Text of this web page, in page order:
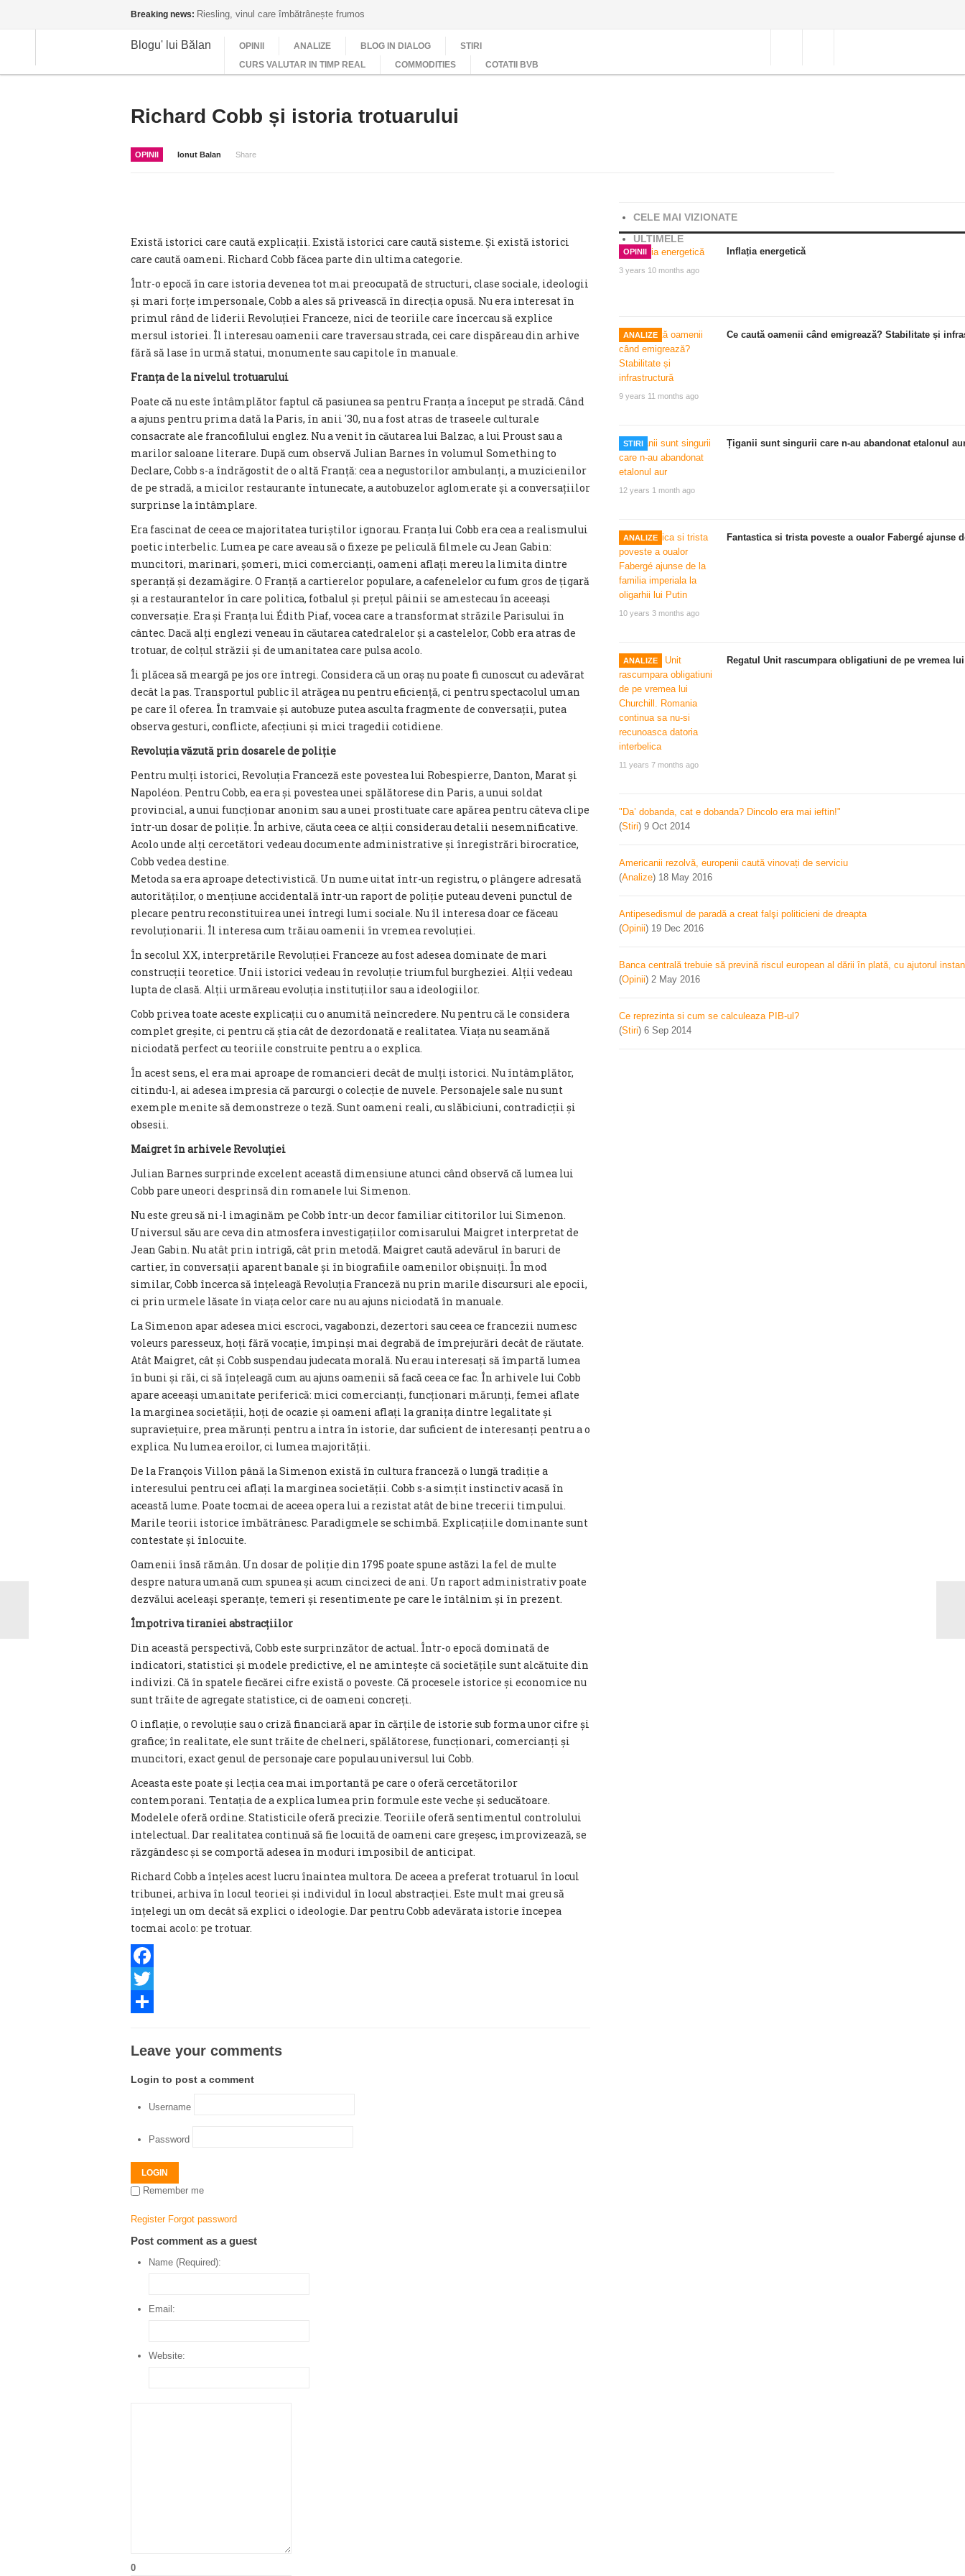
Breaking news: Riesling, vinul care îmbătrânește frumos
Blogu' lui Bălan OPINII ANALIZE BLOG IN DIALOG
STIRI
CURS VALUTAR IN TIMP REAL
COMMODITIES COTATII BVB
Richard Cobb și istoria trotuarului
OPINII Ionut Balan Share
Există istorici care caută explicații. Există istorici care caută sisteme. Și există istorici
care caută oameni. Richard Cobb făcea parte din ultima categorie.
Într-o epocă în care istoria devenea tot mai preocupată de structuri, clase sociale, ideologii
și mari forțe impersonale, Cobb a ales să privească în direcția opusă. Nu era interesat în
primul rând de liderii Revoluției Franceze, nici de teoriile care încercau să explice
mersul istoriei. Îl interesau oamenii care traversau strada, cei care dispăreau din arhive
fără să lase în urmă statui, monumente sau capitole în manuale.
Franța de la nivelul trotuarului
Poate că nu este întâmplător faptul că pasiunea sa pentru Franța a început pe stradă. Când
a ajuns pentru prima dată la Paris, în anii '30, nu a fost atras de traseele culturale
consacrate ale francofilului englez. Nu a venit în căutarea lui Balzac, a lui Proust sau a
marilor saloane literare. După cum observă Julian Barnes în volumul Something to
Declare, Cobb s-a îndrăgostit de o altă Franță: cea a negustorilor ambulanți, a muzicienilor
de pe stradă, a micilor restaurante întunecate, a autobuzelor aglomerate și a conversațiilor
surprinse la întâmplare.
Era fascinat de ceea ce majoritatea turiștilor ignorau. Franța lui Cobb era cea a realismului
poetic interbelic. Lumea pe care aveau să o fixeze pe peliculă filmele cu Jean Gabin:
muncitori, marinari, șomeri, mici comercianți, oameni aflați mereu la limita dintre
speranță și dezamăgire. O Franță a cartierelor populare, a cafenelelor cu fum gros de țigară
și a restaurantelor în care politica, fotbalul și prețul pâinii se amestecau în aceeași
conversație. Era și Franța lui Édith Piaf, vocea care a transformat străzile Parisului în
cântec. Dacă alți englezi veneau în căutarea catedralelor și a castelelor, Cobb era atras de
trotuar, de colțul străzii și de umanitatea care pulsa acolo.
Îi plăcea să meargă pe jos ore întregi. Considera că un oraș nu poate fi cunoscut cu adevărat
decât la pas. Transportul public îl atrăgea nu pentru eficiență, ci pentru spectacolul uman
pe care îl oferea. În tramvaie și autobuze putea asculta fragmente de conversații, putea
observa gesturi, conflicte, afecțiuni și mici tragedii cotidiene.
Revoluția văzută prin dosarele de poliție
Pentru mulți istorici, Revoluția Franceză este povestea lui Robespierre, Danton, Marat și
Napoléon. Pentru Cobb, ea era și povestea unei spălătorese din Paris, a unui soldat
provincial, a unui funcționar anonim sau a unei prostituate care apărea pentru câteva clipe
într-un dosar de poliție. În arhive, căuta ceea ce alții considerau detalii nesemnificative.
Acolo unde alți cercetători vedeau documente administrative și înregistrări birocratice,
Cobb vedea destine.
Metoda sa era aproape detectivistică. Un nume uitat într-un registru, o plângere adresată
autorităților, o mențiune accidentală într-un raport de poliție puteau deveni punctul de
plecare pentru reconstituirea unei întregi lumi sociale. Nu îl interesa doar ce făceau
revoluționarii. Îl interesa cum trăiau oamenii în vremea revoluției.
În secolul XX, interpretările Revoluției Franceze au fost adesea dominate de mari
construcții teoretice. Unii istorici vedeau în revoluție triumful burgheziei. Alții vedeau
lupta de clasă. Alții urmăreau evoluția instituțiilor sau a ideologiilor.
Cobb privea toate aceste explicații cu o anumită neîncredere. Nu pentru că le considera
complet greșite, ci pentru că știa cât de dezordonată e realitatea. Viața nu seamănă
niciodată perfect cu teoriile construite pentru a o explica.
În acest sens, el era mai aproape de romancieri decât de mulți istorici. Nu întâmplător,
citindu-l, ai adesea impresia că parcurgi o colecție de nuvele. Personajele sale nu sunt
exemple menite să demonstreze o teză. Sunt oameni reali, cu slăbiciuni, contradicții și
obsesii.
Maigret în arhivele Revoluției
Julian Barnes surprinde excelent această dimensiune atunci când observă că lumea lui
Cobb pare uneori desprinsă din romanele lui Simenon.
Nu este greu să ni-l imaginăm pe Cobb într-un decor familiar cititorilor lui Simenon.
Universul său are ceva din atmosfera investigațiilor comisarului Maigret interpretat de
Jean Gabin. Nu atât prin intrigă, cât prin metodă. Maigret caută adevărul în baruri de
cartier, în conversații aparent banale și în biografiile oamenilor obișnuiți. În mod
similar, Cobb încerca să înțeleagă Revoluția Franceză nu prin marile discursuri ale epocii,
ci prin urmele lăsate în viața celor care nu au ajuns niciodată în manuale.
La Simenon apar adesea mici escroci, vagabonzi, dezertori sau ceea ce francezii numesc
voleurs paresseux, hoți fără vocație, împinși mai degrabă de împrejurări decât de răutate.
Atât Maigret, cât și Cobb suspendau judecata morală. Nu erau interesați să împartă lumea
în buni și răi, ci să înțeleagă cum au ajuns oamenii să facă ceea ce fac. În arhivele lui Cobb
apare aceeași umanitate periferică: mici comercianți, funcționari mărunți, femei aflate
la marginea societății, hoți de ocazie și oameni aflați la granița dintre legalitate și
supraviețuire, prea mărunți pentru a intra în istorie, dar suficient de interesanți pentru a o
explica. Nu lumea eroilor, ci lumea majorității.
De la François Villon până la Simenon există în cultura franceză o lungă tradiție a
interesului pentru cei aflați la marginea societății. Cobb s-a simțit instinctiv acasă în
această lume. Poate tocmai de aceea opera lui a rezistat atât de bine trecerii timpului.
Marile teorii istorice îmbătrânesc. Paradigmele se schimbă. Explicațiile dominante sunt
contestate și înlocuite.
Oamenii însă rămân. Un dosar de poliție din 1795 poate spune astăzi la fel de multe
despre natura umană cum spunea și acum cincizeci de ani. Un raport administrativ poate
dezvălui aceleași speranțe, temeri și resentimente pe care le întâlnim și în prezent.
Împotriva tiraniei abstracțiilor
Din această perspectivă, Cobb este surprinzător de actual. Într-o epocă dominată de
indicatori, statistici și modele predictive, el ne amintește că societățile sunt alcătuite din
indivizi. Că în spatele fiecărei cifre există o poveste. Că procesele istorice și economice nu
sunt trăite de agregate statistice, ci de oameni concreți.
O inflație, o revoluție sau o criză financiară apar în cărțile de istorie sub forma unor cifre și
grafice; în realitate, ele sunt trăite de chelneri, spălătorese, funcționari, comercianți și
muncitori, exact genul de personaje care populau universul lui Cobb.
Aceasta este poate și lecția cea mai importantă pe care o oferă cercetătorilor
contemporani. Tentația de a explica lumea prin formule este veche și seducătoare.
Modelele oferă ordine. Statisticile oferă precizie. Teoriile oferă sentimentul controlului
intelectual. Dar realitatea continuă să fie locuită de oameni care greșesc, improvizează, se
răzgândesc și se comportă adesea în moduri imposibil de anticipat.
Richard Cobb a înțeles acest lucru înaintea multora. De aceea a preferat trotuarul în locul
tribunei, arhiva în locul teoriei și individul în locul abstracției. Este mult mai greu să
înțelegi un om decât să explici o ideologie. Dar pentru Cobb adevărata istorie începea
tocmai acolo: pe trotuar.
Facebook
Twitter
CELE MAI VIZIONATE
ULTIMELE
OPINII
3 years 10 months ago
Inflația energetică
ANALIZE
9 years 11 months ago
Ce caută oamenii când emigrează? Stabilitate și
STIRI
12 years 1 month ago
Țiganii sunt singurii care n-au abandonat etalonul
ANALIZE
10 years 3 months ago
Fantastica si trista poveste a oualor Fabergé
ANALIZE
11 years 7 months ago
Regatul Unit rascumpara obligatiuni de pe vremea
"Da’ dobanda, cat e dobanda? Dincolo era mai ieftin!"
(Stiri) 9 Oct 2014
Americanii rezolvă, europenii caută vinovați de serviciu
(Analize) 18 May 2016
Antipesedismul de paradă a creat falşi politicieni de dreapta
(Opinii) 19 Dec 2016
Banca centrală trebuie să prevină riscul european al dării în plată, cu ajutorul
(Opinii) 2 May 2016
Ce reprezinta si cum se calculeaza PIB-ul?
(Stiri) 6 Sep 2014
Leave your comments
Login to post a comment
Username
Password
LOGIN
Remember me
Register Forgot password
Post comment as a guest
Name (Required):
Email:
Website:
0